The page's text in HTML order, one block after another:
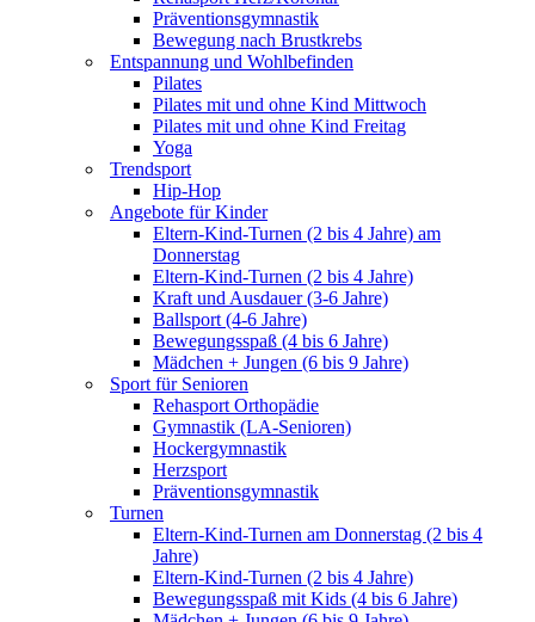
Präventionsgymnastik
Bewegung nach Brustkrebs
Entspannung und Wohlbefinden
Pilates
Pilates mit und ohne Kind Mittwoch
Pilates mit und ohne Kind Freitag
Yoga
Trendsport
Hip-Hop
Angebote für Kinder
Eltern-Kind-Turnen (2 bis 4 Jahre) am
Donnerstag
Eltern-Kind-Turnen (2 bis 4 Jahre)
Kraft und Ausdauer (3-6 Jahre)
Ballsport (4-6 Jahre)
Bewegungsspaß (4 bis 6 Jahre)
Mädchen + Jungen (6 bis 9 Jahre)
Sport für Senioren
Rehasport Orthopädie
Gymnastik (LA-Senioren)
Hockergymnastik
Herzsport
Präventionsgymnastik
Turnen
Eltern-Kind-Turnen am Donnerstag (2 bis 4
Jahre)
Eltern-Kind-Turnen (2 bis 4 Jahre)
Bewegungsspaß mit Kids (4 bis 6 Jahre)